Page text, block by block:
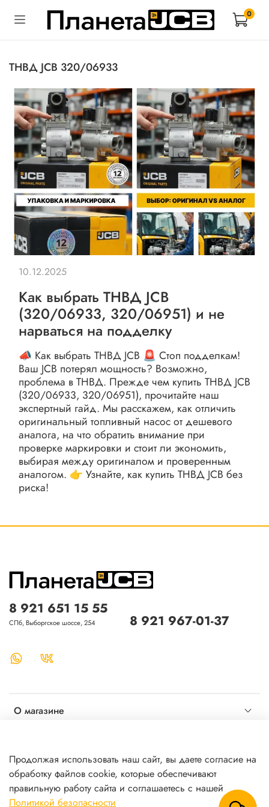
0
ТНВД JCB 320/06933
Как выбрать ТНВД JCB
(320/06933, 320/06951) и не
нарваться на подделку
📣 Как выбрать ТНВД JCB 🚨 Стоп подделкам!
Ваш JCB потерял мощность? Возможно,
проблема в ТНВД. Прежде чем купить ТНВД JCB
(320/06933, 320/06951), прочитайте наш
экспертный гайд. Мы расскажем, как отличить
оригинальный топливный насос от дешевого
аналога, на что обратить внимание при
проверке маркировки и стоит ли экономить,
выбирая между оригиналом и проверенным
аналогом. 👉 Узнайте, как купить ТНВД JCB без
риска!
10.12.2025
О магазине
Личные данные
8 921 651 15 55
СПб, Выборгское шоссе, 254 8 921 967-01-37
Продолжая использовать наш сайт, вы даете согласие на
обработку файлов cookie, которые обеспечивают
правильную работу сайта и соглашаетесь с нашей
Политикой безопасности